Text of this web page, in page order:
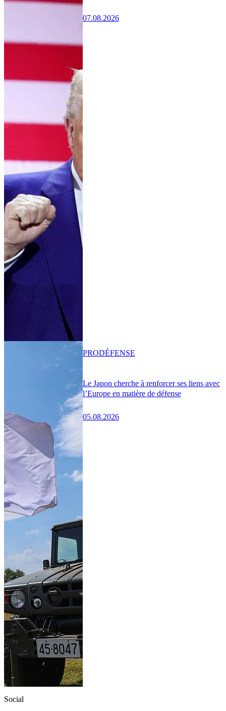
07.08.2026
Le Japon cherche à renforcer ses liens avec
l’Europe en matière de défense
05.08.2026
PRODÉFENSE
Social